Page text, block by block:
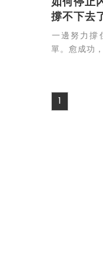
如何停止
撐不下去
一邊努力撐
單。愈成功
1